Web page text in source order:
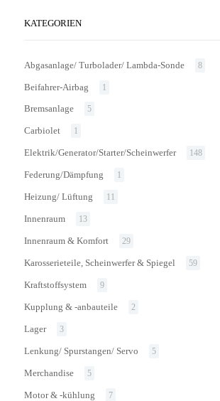
KATEGORIEN
Abgasanlage/ Turbolader/ Lambda-Sonde 8
Beifahrer-Airbag 1
Bremsanlage 5
Carbiolet 1
Elektrik/Generator/Starter/Scheinwerfer 148
Federung/Dämpfung 1
Heizung/ Lüftung 11
Innenraum 13
Innenraum & Komfort 29
Karosserieteile, Scheinwerfer & Spiegel 59
Kraftstoffsystem 9
Kupplung & -anbauteile 2
Lager 3
Lenkung/ Spurstangen/ Servo 5
Merchandise 5
Motor & -kühlung 7